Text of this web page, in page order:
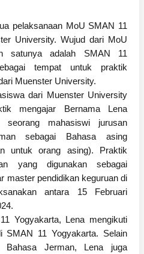
pelaksanaan MoU SMAN 11
University. Wujud dari MoU
satunya adalah SMAN 11
tempat untuk praktik
Muenster University.
dari Muenster University
mengajar Bernama Lena
seorang mahasiswi jurusan
sebagai Bahasa asing
untuk orang asing). Praktik
yang digunakan sebagai
master pendidikan keguruan di
antara 15 Februari
Yogyakarta, Lena mengikuti
SMAN 11 Yogyakarta. Selain
Bahasa Jerman, Lena juga